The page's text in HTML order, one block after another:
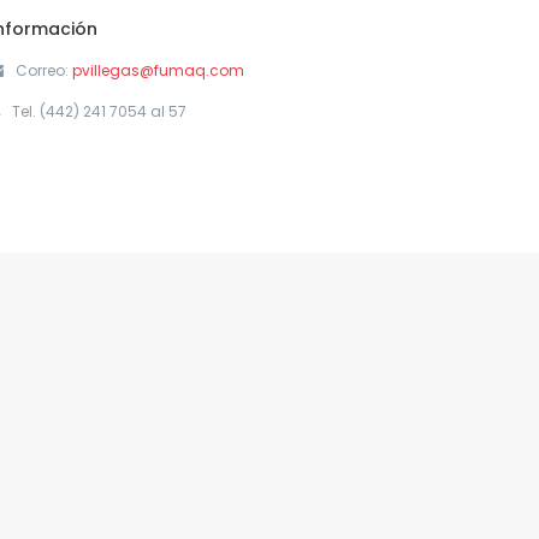
Correo: pvillegas@fumaq.com
Tel. (442) 241 7054 al 57